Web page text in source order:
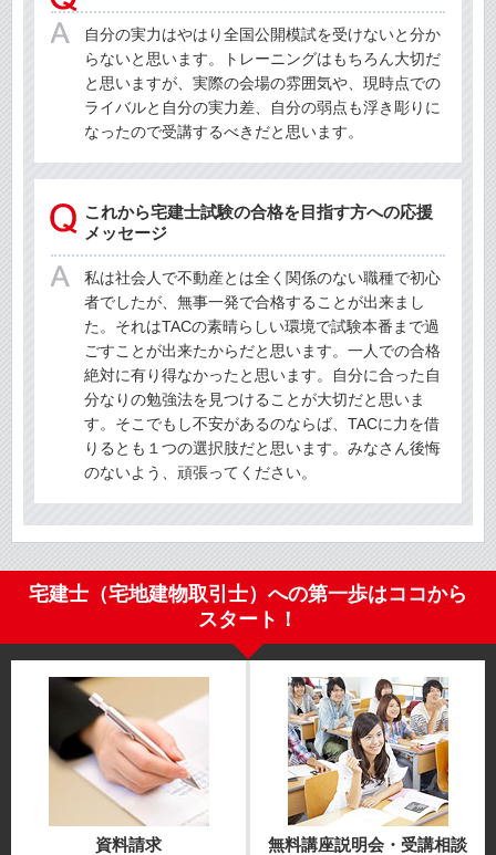
自分の実力はやはり全国公開模試を受けないと分か
らないと思います。トレーニングはもちろん大切だ
と思いますが、実際の会場の雰囲気や、現時点での
ライバルと自分の実力差、自分の弱点も浮き彫りに
なったので受講するべきだと思います。
これから宅建士試験の合格を目指す方への応援
メッセージ
私は社会人で不動産とは全く関係のない職種で初心
者でしたが、無事一発で合格することが出来まし
た。それはTACの素晴らしい環境で試験本番まで過
ごすことが出来たからだと思います。一人での合格
絶対に有り得なかったと思います。自分に合った自
分なりの勉強法を見つけることが大切だと思いま
す。そこでもし不安があるのならば、TACに力を借
りるとも１つの選択肢だと思います。みなさん後悔
のないよう、頑張ってください。
宅建士（宅地建物取引士）への第一歩はココから
スタート！
資料請求 無料講座説明会・受講相談